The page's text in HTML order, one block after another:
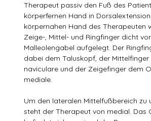
Therapeut passiv den Fuß des
körperfernen Hand in
körpernahen Hand des Therapeuten
Zeige-, Mittel- und Ringfinger dicht
Malleolengabel aufgelegt. Der
dabei dem Taluskopf, der Mittelfinger
naviculare und der Zeigefinger dem
mediale.
Um den lateralen Mittelfußbereich zu
steht der Therapeut von medial. Das